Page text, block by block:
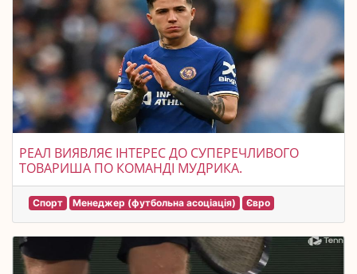
РЕАЛ ВИЯВЛЯЄ ІНТЕРЕС ДО СУПЕРЕЧЛИВОГО
ТОВАРИША ПО КОМАНДІ МУДРИКА.
Спорт Менеджер (футбольна асоціація) Євро